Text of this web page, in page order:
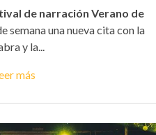
de narración Verano de
semana una nueva cita con la
y la...
más